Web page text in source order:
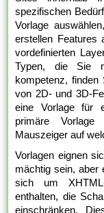
spezifischen
Vorlage
erstellen Features
vordefinierten
Typen, die Sie
kompetenz,
von 2D- und 3D-
eine Vorlage für
primäre
Mauszeiger auf
Vorlagen eignen
mächtig sein, aber
sich um
enthalten, die
einschränken.